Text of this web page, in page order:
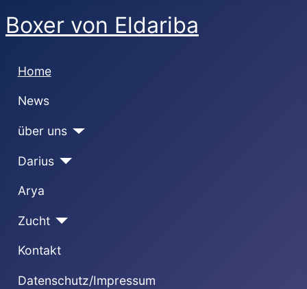
Boxer von Eldariba
Home
News
über uns
Darius
Arya
Zucht
Kontakt
Datenschutz/Impressum